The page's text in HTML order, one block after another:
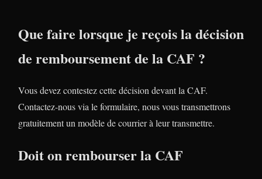
Que faire lorsque je reçois la décision
de remboursement de la CAF ?
Vous devez contestez cette décision devant la CAF.
Contactez-nous via le formulaire, nous vous transmettrons
gratuitement un modèle de courrier à leur transmettre.
Doit on rembourser la CAF